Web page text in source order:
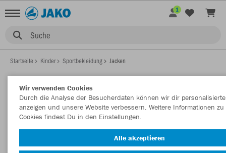
Suche
1
Startseite Kinder Sportbekleidung Jacken
KINDER JACKEN
Filter anzeigen
Wir verwenden Cookies
Durch die Analyse der Besucherdaten können wir dir
anzeigen und unsere Website verbessern. Weitere Informationen zu
Cookies findest Du in den Einstellungen.
Alle akzeptieren